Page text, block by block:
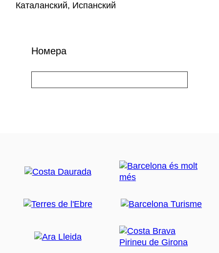
Каталанский, Испанский
Номера